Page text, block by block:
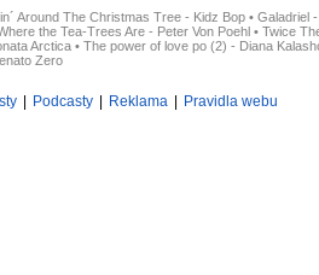
Around The Christmas Tree - Kidz Bop • Galadriel
the Tea-Trees Are - Peter Von Poehl • Twice
Arctica • The power of love po (2) - Diana
Zero
Podcasty Reklama Pravidla webu